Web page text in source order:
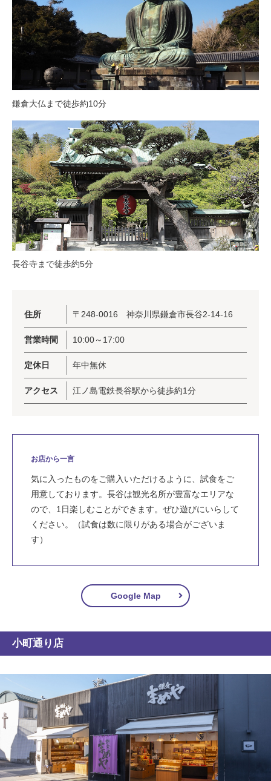
鎌倉大仏まで徒歩約10分
長谷寺まで徒歩約5分
住所 〒248-0016 神奈川県鎌倉市長谷2-14-16
営業時間 10:00～17:00
定休日 年中無休
アクセス 江ノ島電鉄長谷駅から徒歩約1分
お店から一言
気に入ったものをご購入いただけるように、試食をご
用意しております。長谷は観光名所が豊富なエリアな
ので、1日楽しむことができます。ぜひ遊びにいらして
ください。（試食は数に限りがある場合がございま
す）
Google Map
小町通り店